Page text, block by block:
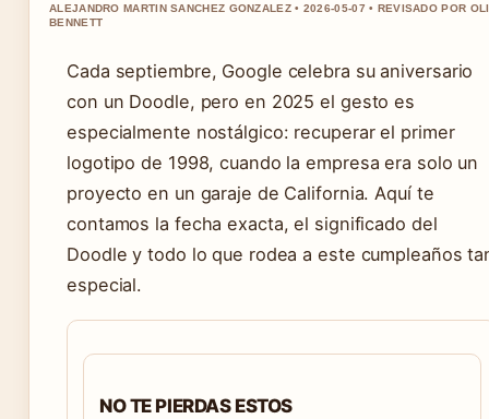
ALEJANDRO MARTIN SANCHEZ GONZALEZ • 2026-05-07 • REVISADO POR
BENNETT
Cada septiembre, Google celebra su aniversario
con un Doodle, pero en 2025 el gesto es
especialmente nostálgico: recuperar el primer
logotipo de 1998, cuando la empresa era solo un
proyecto en un garaje de California. Aquí te
contamos la fecha exacta, el significado del
Doodle y todo lo que rodea a este cumpleaños
especial.
NO TE PIERDAS ESTOS